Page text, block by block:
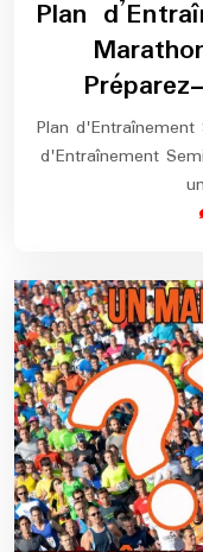
Plan
Plan
d'Entraînement